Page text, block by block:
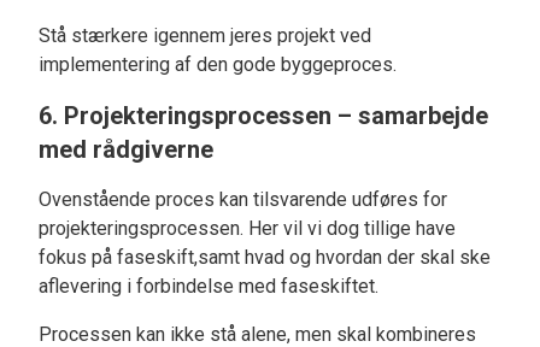
Stå stærkere igennem jeres projekt ved
implementering af den gode byggeproces.
6. Projekteringsprocessen – samarbejde
med rådgiverne
Ovenstående proces kan tilsvarende udføres for
projekteringsprocessen. Her vil vi dog tillige have
fokus på faseskift,samt hvad og hvordan der skal ske
aflevering i forbindelse med faseskiftet.
Processen kan ikke stå alene, men skal kombineres